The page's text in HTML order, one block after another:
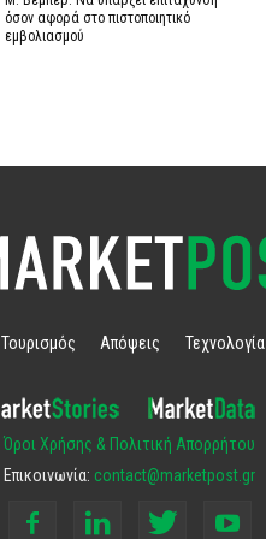
όσον αφορά στο πιστοποιητικό
εμβολιασμού
Τουρισμός Απόψεις Τεχνολογία
Όροι Χρήσης & Πολιτική Απορρήτου
Επικοινωνία: contact@marketpost.gr